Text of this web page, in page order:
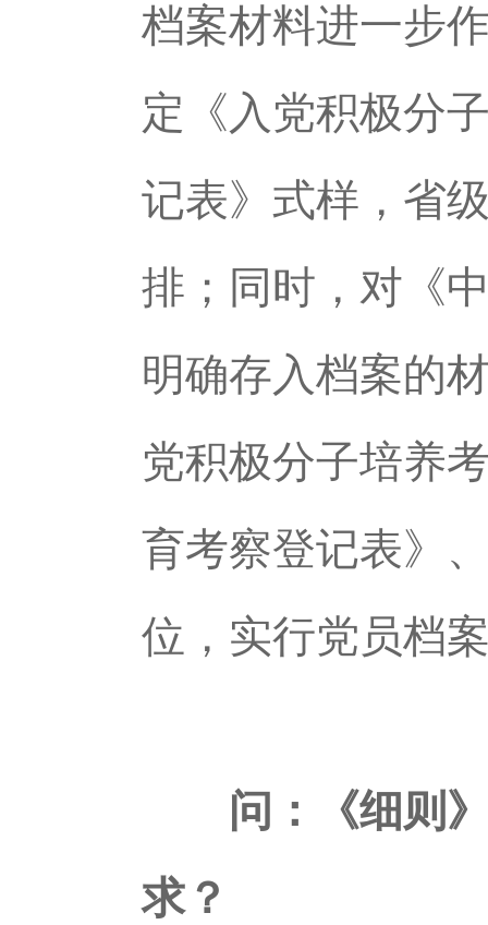
档案材料进一步
定《入党积极分
记表》式样，省
排；同时，对《
明确存入档案的
党积极分子培养
育考察登记表》
位，实行党员档
问：《细则》
求？